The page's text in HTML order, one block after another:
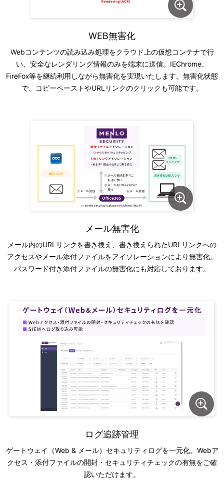
WEB無害化
Webコンテンツの読み込み処理をクラウド上の仮想コンテナで行
い、安全なレンダリング情報のみを端末に送信。IEChrome、
FireFox等を継続利用しながら無害化を実現いたします。無害化状態
で、コピーペーストやURLリンクのクリックも可能です。
メール無害化
メール内のURLリンクを書き換え、書き換えられたURLリンクへの
アクセスやメール添付ファイルをアイソレーションにより無害化。
パスワード付き添付ファイルの無害化にも対応しております。
ログ追跡管理
ゲートウェイ（Web & メール）セキュリティログを一元化。Webア
クセス・添付ファイルの開封・セキュリティチェックの有無をご確
認いただけます。